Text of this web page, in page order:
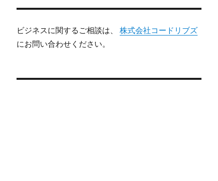
ビジネスに関するご相談は、株式会社コードリブズ
にお問い合わせください。